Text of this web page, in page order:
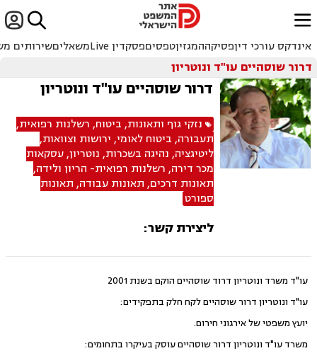

ﱐ
אינדקס עורכי דיןפסיקההמגזיןטפסיםפסקדין Live משאליםשירותים
דרור שוסהיים עו"ד ונוטריון
דרור שוסהיים עו"ד ונוטריון
נזקי גוף ותאונות, ביטוח, רשלנות רפואית,
תעבורה, ביטוח לאומי, ירושות וצוואות,
ליטיגציה, נהיגה בשכרות, נוטריון,עסקאות
מכר דירה, רשלנות רפואית- הריון ולידה,
תאונות דרכים, תאונות עבודה, תאונות
ספורט
ליצירת קשר:
עו"ד משרד ונוטריון דרוד שוסהיים הוקם בשנת 2001
עו"ד ונוטריון דרור שוסהיים לקח חלק בתפקידים:
יועץ משפטי של אירגוני חירום.
משרד עו"ד ונוטריון דרור שוסהיים עוסק בעיקרו בתחומים: